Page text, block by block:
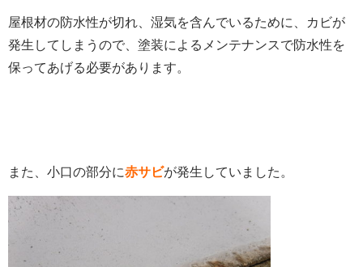
屋根材の防水性が切れ、湿気を含んでいるために、カビが
発生してしまうので、塗装によるメンテナンスで防水性を
保ってあげる必要があります。
また、小口の部分に赤サビが発生していました。